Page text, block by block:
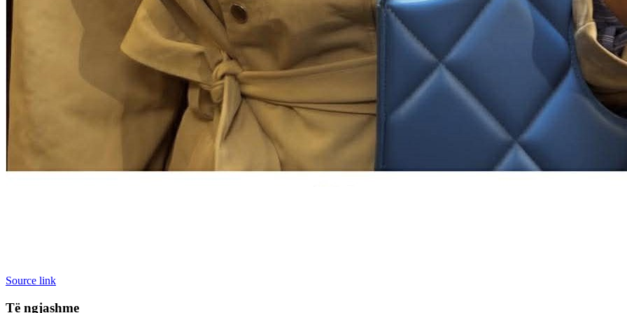
Source link
Të ngjashme